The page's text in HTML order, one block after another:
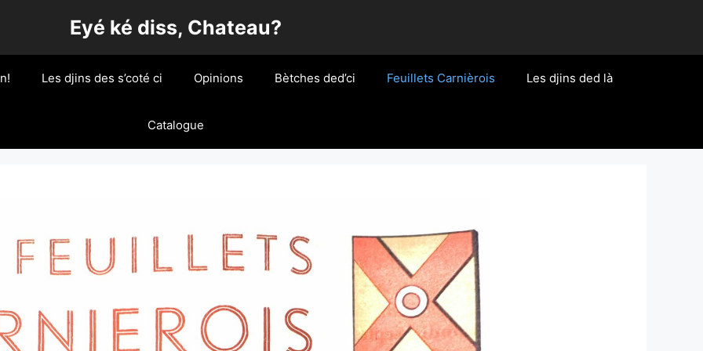
Eyé ké diss, Chateau?
Les djins des s’coté ci Opinions Bètches ded’ci Feuillets Carnièrois Les djins ded là
Catalogue